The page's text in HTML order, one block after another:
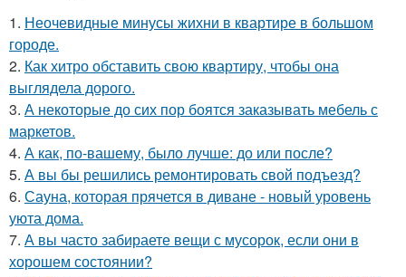
1. Неочевидные минусы жихни в квартире в большом
городе.
2. Как хитро обставить свою квартиру, чтобы она
выглядела дорого.
3. А некоторые до сих пор боятся заказывать мебель с
маркетов.
4. А как, по-вашему, было лучше: до или после?
5. А вы бы решились ремонтировать свой подъезд?
6. Сауна, которая прячется в диване - новый уровень
уюта дома.
7. А вы часто забираете вещи с мусорок, если они в
хорошем состоянии?